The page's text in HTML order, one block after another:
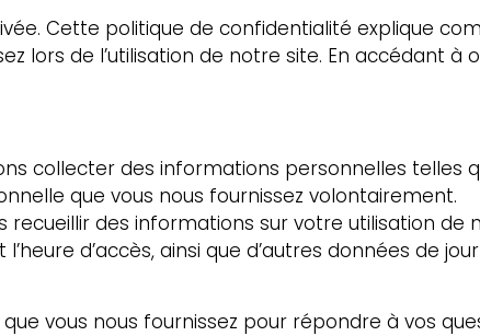
Cette politique de confidentialité explique
lors de l’utilisation de notre site. En accédant
collecter des informations personnelles telles
que vous nous fournissez volontairement.
recueillir des informations sur votre utilisation
d’accès, ainsi que d’autres données de
vous nous fournissez pour répondre à vos